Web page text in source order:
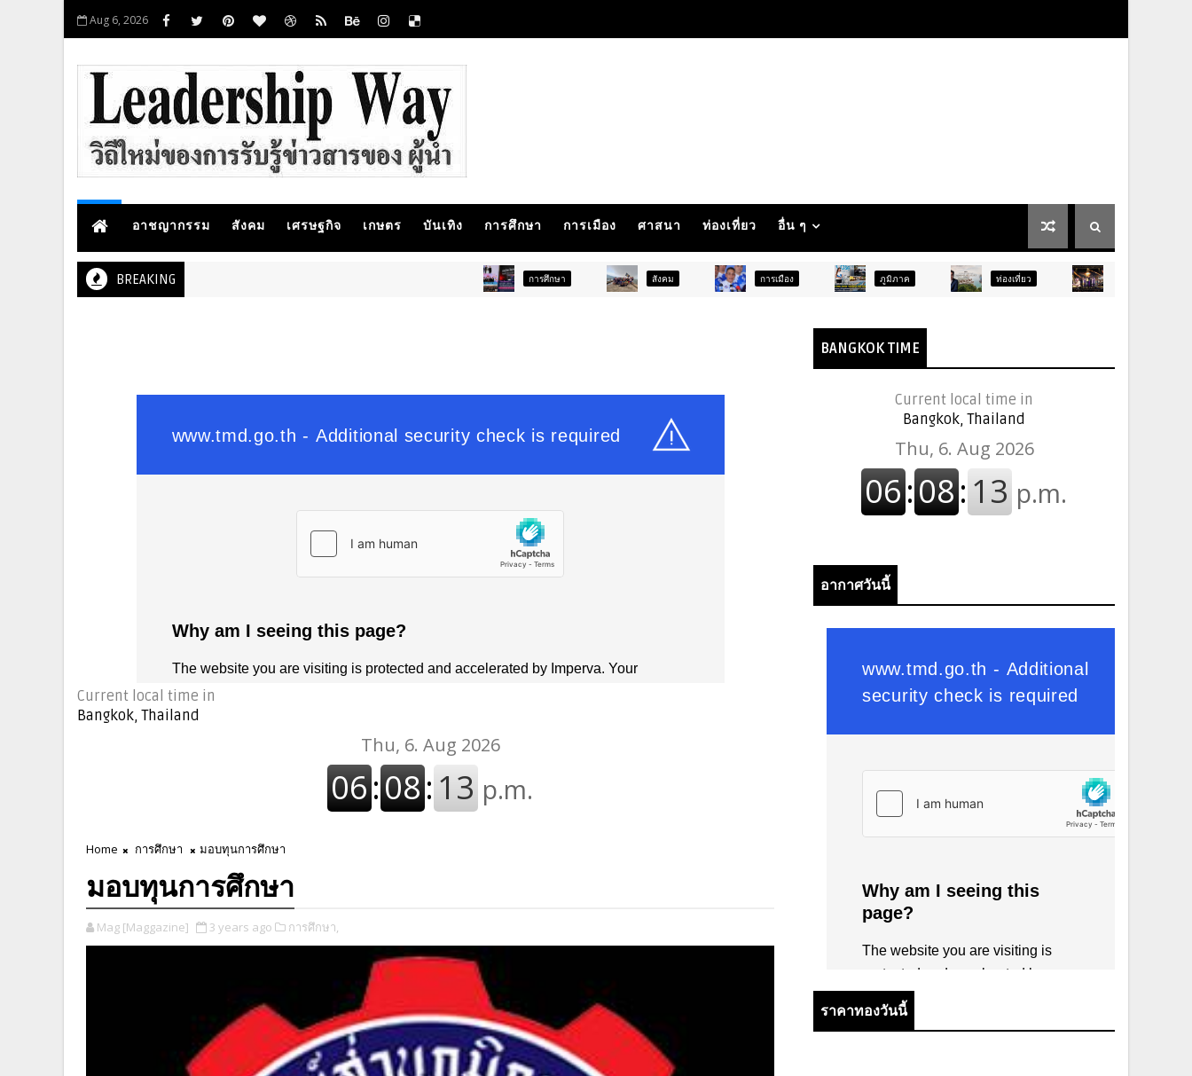
Aug 6, 2026
อาชญากรรม สังคม เศรษฐกิจ เกษตร บันเทิง การศึกษา การเมือง ศาสนา ท่องเที่ยว อื่น ๆ
BREAKING การศึกษา การเมือง ภูมิภาค ท่องเที่ยว
Current local time in
Bangkok, Thailand
Home การศึกษา มอบทุนการศึกษา
มอบทุนการศึกษา
Mag [Maggazine] 3 years ago การศึกษา,
BANGKOK TIME
Current local time in
Bangkok, Thailand
อากาศวันนี้
ราคาทองวันนี้